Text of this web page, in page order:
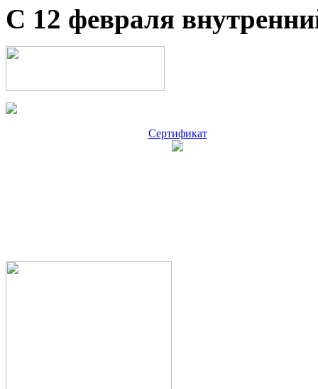
С 12 февраля
Сертификат